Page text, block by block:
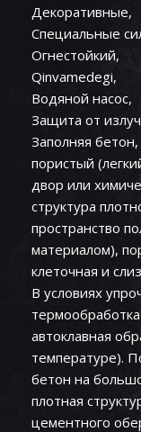
Декоративные,
Специальные
Огнестойкий,
Qinvamedegi,
Водяной насос,
Защита от
Заполняя
пористый
двор или
структура
пространство
материалом),
клеточная и
В условиях
автоклавная
температуре).
бетон на
плотная
цементного